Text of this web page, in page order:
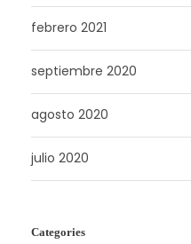
febrero 2021
septiembre 2020
agosto 2020
julio 2020
Categories